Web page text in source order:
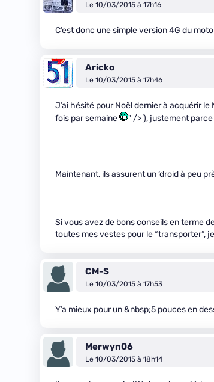
Le 10/03/2015 à 17h16
C’est donc une simple version 4G du
Aricko
Le 10/03/2015 à 17h46
J’ai hésité pour Noël dernier à acquérir
fois par semaine
" /> ), justement
Maintenant, ils assurent un ‘droid à peu
Si vous avez de bons conseils en terme
toutes mes vestes pour le “transporter”,
CM-S
Le 10/03/2015 à 17h53
Y’a mieux pour un &nbsp;5 pouces en
Merwyn06
Le 10/03/2015 à 18h14